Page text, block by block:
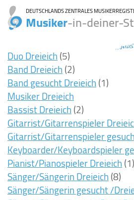
DEUTSCHLANDS ZENTRALES
Musiker-in-deiner-
Duo Dreieich(5)
Band Dreieich(2)
Band gesucht Dreieich(1)
Musiker Dreieich
Bassist Dreieich(2)
Gitarrist/Gitarrenspieler
Gitarrist/Gitarrenspieler
Keyboarder/Keyboardspieler
Pianist/Pianospieler Dreieich(1)
Sänger/Sängerin Dreieich(8)
Sänger/Sängerin gesucht /